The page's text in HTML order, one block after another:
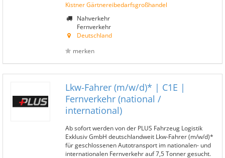
Kistner Gärtnereibedarfsgroßhandel
Nahverkehr
Fernverkehr
Deutschland
merken
Lkw-Fahrer (m/w/d)* | C1E |
Fernverkehr (national /
international)
Ab sofort werden von der PLUS Fahrzeug Logistik
Exklusiv GmbH deutschlandweit Lkw-Fahrer (m/w/d)*
für geschlossenen Autotransport im nationalen- und
internationalen Fernverkehr auf 7,5 Tonner gesucht.